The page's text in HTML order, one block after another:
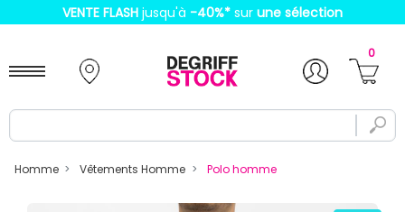
VENTE FLASH jusqu'à -40%* sur une sélection
0
Homme Vêtements Homme Polo homme